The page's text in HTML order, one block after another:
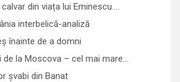
din viața lui Eminescu.…
interbelică-analiză
înainte de a domni
la Moscova – cel mai mare…
șvabi din Banat